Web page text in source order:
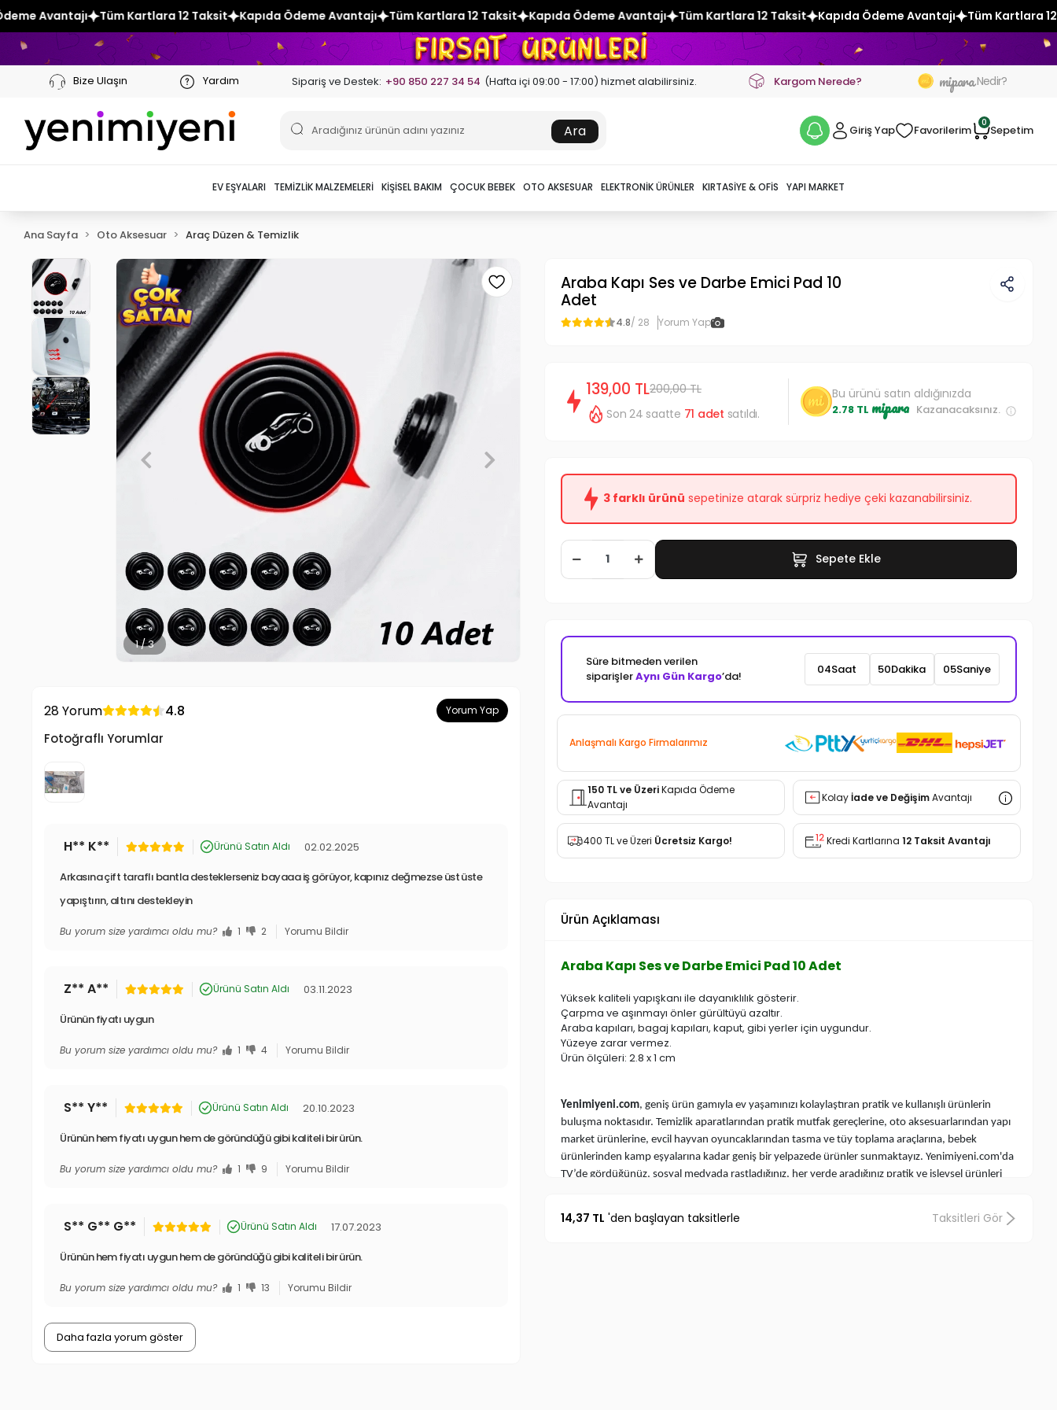
Kartlara 12 Taksit Kapıda Ödeme Avantajı Tüm Kartlara 12 Taksit Kapıda Ödeme Avantajı Tüm Kartlara 12 Taksit Kapıda Ödeme Avantajı Tüm Kartlara 12 Taksit Kapıda
Bize Ulaşın Yardım Sipariş ve Destek: +90 850 227 34 54 (Hafta içi 09:00 - 17:00) hizmet alabilirsiniz. Kargom Nerede? mipara Nedir?
Ara Giriş Yap Favorilerim
0
Sepetim
EV EŞYALARI TEMIZLIK MALZEMELERI KIŞISEL BAKIM ÇOCUK BEBEK OTO AKSESUAR ELEKTRONIK ÜRÜNLER KIRTASIYE & OFIS YAPI MARKET
Ana Sayfa Oto Aksesuar Araç Düzen & Temizlik
2 / 3
28 Yorum 4.8 Yorum Yap
Fotoğraflı Yorumlar
H** K** Ürünü Satın Aldı 02.02.2025
Arkasına çift taraflı bantla desteklerseniz bayaaa iş görüyor, kapınız değmezse üst üste
yapıştırın, altını destekleyin
Bu yorum size yardımcı oldu mu? 1 2 Yorumu Bildir
Z** A** Ürünü Satın Aldı 03.11.2023
Ürünün fiyatı uygun
Bu yorum size yardımcı oldu mu? 1 4 Yorumu Bildir
S** Y** Ürünü Satın Aldı 20.10.2023
Ürünün hem fiyatı uygun hem de göründüğü gibi kaliteli bir ürün.
Bu yorum size yardımcı oldu mu? 1 9 Yorumu Bildir
S** G** G** Ürünü Satın Aldı 17.07.2023
Ürünün hem fiyatı uygun hem de göründüğü gibi kaliteli bir ürün.
Bu yorum size yardımcı oldu mu? 1 13 Yorumu Bildir
Daha fazla yorum göster
Araba Kapı Ses ve Darbe Emici Pad 10
Adet
4.8/ 28 Yorum Yap
139,00 TL200,00 TL
Son 24 saatte 71 adet satıldı.
Bu ürünü satın aldığınızda
2.78 TL mipara Kazanacaksınız.
3 farklı ürünü sepetinize atarak sürpriz hediye çeki kazanabilirsiniz.
Sepete Ekle
Süre bitmeden verilen
siparişlerAynı Gün Kargo’da! 04Saat 50Dakika 03Saniye
Anlaşmalı Kargo Firmalarımız
150 TL ve ÜzeriKapıda Ödeme
Avantajı
Kolayİade ve DeğişimAvantajı
400 TL ve Üzeri Ücretsiz Kargo! Kredi Kartlarına 12 Taksit Avantajı
Ürün Açıklaması
Araba Kapı Ses ve Darbe Emici Pad 10 Adet
Yüksek kaliteli yapışkanı ile dayanıklılık gösterir.
Çarpma ve aşınmayı önler gürültüyü azaltır.
Araba kapıları, bagaj kapıları, kaput, gibi yerler için uygundur.
Yüzeye zarar vermez.
Ürün ölçüleri: 2.8 x 1 cm
Yenimiyeni.com, geniş ürün gamıyla ev yaşamınızı kolaylaştıran pratik ve kullanışlı ürünlerin
buluşma noktasıdır. Temizlik aparatlarından pratik mutfak gereçlerine, oto aksesuarlarından yapı
market ürünlerine, evcil hayvan oyuncaklarından tasma ve tüy toplama araçlarına, bebek
ürünlerinden kamp eşyalarına kadar geniş bir yelpazede ürünler sunmaktayız. Yenimiyeni.com'da
TV’de gördüğünüz, sosyal medyada rastladığınız, her yerde aradığınız pratik ve işlevsel ürünleri
atın!
14,37 TL 'den başlayan taksitlerle Taksitleri Gör